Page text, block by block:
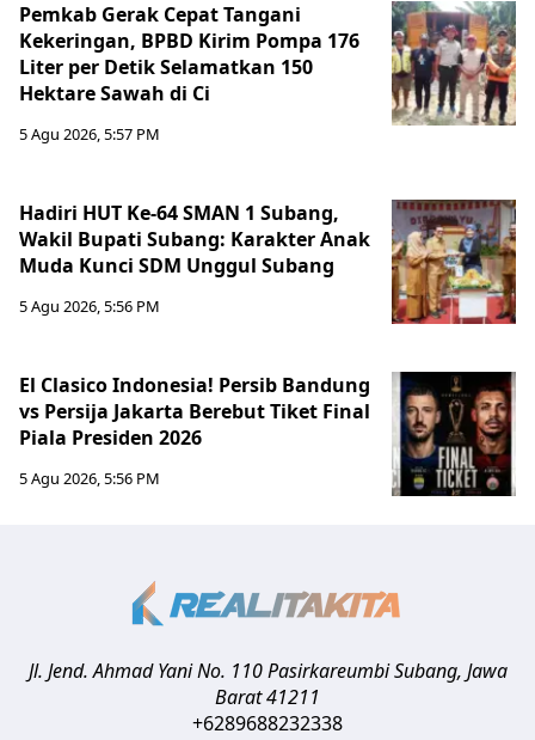
Pemkab Gerak Cepat Tangani
Kekeringan, BPBD Kirim Pompa 176
Liter per Detik Selamatkan 150
Hektare Sawah di Ci
5 Agu 2026, 5:57 PM
Hadiri HUT Ke-64 SMAN 1 Subang,
Wakil Bupati Subang: Karakter Anak
Muda Kunci SDM Unggul Subang
5 Agu 2026, 5:56 PM
El Clasico Indonesia! Persib Bandung
vs Persija Jakarta Berebut Tiket Final
Piala Presiden 2026
5 Agu 2026, 5:56 PM
Jl. Jend. Ahmad Yani No. 110 Pasirkareumbi Subang, Jawa
Barat41211
+6289688232338